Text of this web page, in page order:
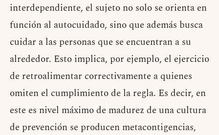
interdependiente, el sujeto no solo se orienta en
función al autocuidado, sino que además busca
cuidar a las personas que se encuentran a su
alrededor. Esto implica, por ejemplo, el ejercicio
de retroalimentar correctivamente a quienes
omiten el cumplimiento de la regla. Es decir, en
este es nivel máximo de madurez de una cultura
de prevención se producen metacontigencias,